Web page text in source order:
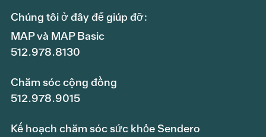
Chúng tôi ở đây để giúp đỡ:
MAP và MAP Basic
512.978.8130
Chăm sóc cộng đồng
512.978.9015
Kế hoạch chăm sóc sức khỏe Sendero